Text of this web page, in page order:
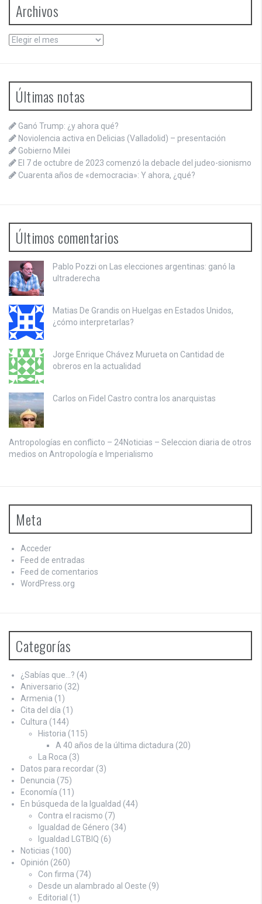
Archivos
Archivos
Últimas notas
Ganó Trump: ¿y ahora qué?
Noviolencia activa en Delicias (Valladolid) – presentación
Gobierno Milei
El 7 de octubre de 2023 comenzó la debacle del judeo-sionismo
Cuarenta años de «democracia»: Y ahora, ¿qué?
Últimos comentarios
Pablo Pozzi on Las elecciones argentinas: ganó la
ultraderecha
Matias De Grandis on Huelgas en Estados Unidos,
¿cómo interpretarlas?
Jorge Enrique Chávez Murueta on Cantidad de
obreros en la actualidad
Carlos on Fidel Castro contra los anarquistas
Antropologías en conflicto – 24Noticias – Seleccion diaria de otros
medios on Antropología e Imperialismo
Meta
Acceder
Feed de entradas
Feed de comentarios
WordPress.org
Categorías
¿Sabías que…? (4)
Aniversario (32)
Armenia (1)
Cita del día (1)
Cultura (144)
Historia (115)
A 40 años de la última dictadura (20)
La Roca (3)
Datos para recordar (3)
Denuncia (75)
Economía (11)
En búsqueda de la Igualdad (44)
Contra el racismo (7)
Igualdad de Género (34)
Igualdad LGTBIQ (6)
Noticias (100)
Opinión (260)
Con firma (74)
Desde un alambrado al Oeste (9)
Editorial (1)